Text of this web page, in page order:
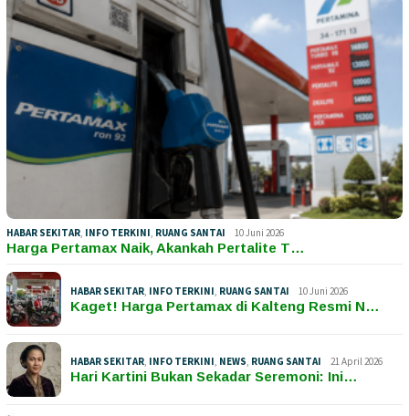
HABAR SEKITAR INFO TERKINI RUANG SANTAI 10 Juni 2026
Harga Pertamax Naik, Akankah Pertalite T…
HABAR SEKITAR INFO TERKINI RUANG SANTAI 10 Juni 2026
Kaget! Harga Pertamax di Kalteng Resmi N…
HABAR SEKITAR INFO TERKINI NEWS RUANG SANTAI 21 April 2026
Hari Kartini Bukan Sekadar Seremoni: Ini…